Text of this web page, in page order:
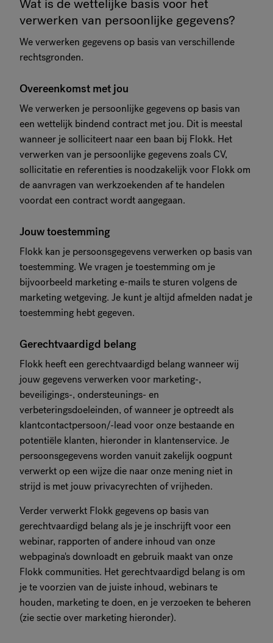
Wat is de wettelijke basis voor het
verwerken van persoonlijke gegevens?
We verwerken gegevens op basis van verschillende
rechtsgronden.
Overeenkomst met jou
We verwerken je persoonlijke gegevens op basis van
een wettelijk bindend contract met jou. Dit is meestal
wanneer je solliciteert naar een baan bij Flokk. Het
verwerken van je persoonlijke gegevens zoals CV,
sollicitatie en referenties is noodzakelijk voor Flokk om
de aanvragen van werkzoekenden af te handelen
voordat een contract wordt aangegaan.
Jouw toestemming
Flokk kan je persoonsgegevens verwerken op basis van
toestemming. We vragen je toestemming om je
bijvoorbeeld marketing e-mails te sturen volgens de
marketing wetgeving. Je kunt je altijd afmelden nadat je
toestemming hebt gegeven.
Gerechtvaardigd belang
Flokk heeft een gerechtvaardigd belang wanneer wij
jouw gegevens verwerken voor marketing-,
beveiligings-, ondersteunings- en
verbeteringsdoeleinden, of wanneer je optreedt als
klantcontactpersoon/-lead voor onze bestaande en
potentiële klanten, hieronder in klantenservice. Je
persoonsgegevens worden vanuit zakelijk oogpunt
verwerkt op een wijze die naar onze mening niet in
strijd is met jouw privacyrechten of vrijheden.
Verder verwerkt Flokk gegevens op basis van
gerechtvaardigd belang als je je inschrijft voor een
webinar, rapporten of andere inhoud van onze
webpagina's downloadt en gebruik maakt van onze
Flokk communities. Het gerechtvaardigd belang is om
je te voorzien van de juiste inhoud, webinars te
houden, marketing te doen, en je verzoeken te beheren
(zie sectie over marketing hieronder).